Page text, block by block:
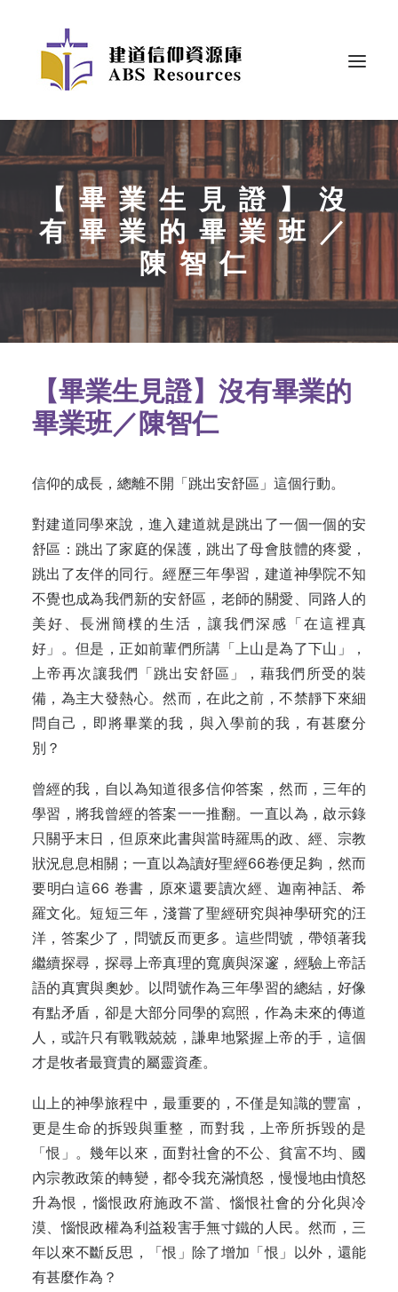
【畢業生見證】沒
有畢業的畢業班／
陳智仁
【畢業生見證】沒有畢業的
畢業班／陳智仁
信仰的成長，總離不開「跳出安舒區」這個行動。
對建道同學來說，進入建道就是跳出了一個一個的安
舒區：跳出了家庭的保護，跳出了母會肢體的疼愛，
跳出了友伴的同行。經歷三年學習，建道神學院不知
不覺也成為我們新的安舒區，老師的關愛、同路人的
美好、長洲簡樸的生活，讓我們深感「在這裡真
好」。但是，正如前輩們所講「上山是為了下山」，
上帝再次讓我們「跳出安舒區」，藉我們所受的裝
備，為主大發熱心。然而，在此之前，不禁靜下來細
問自己，即將畢業的我，與入學前的我，有甚麼分
別？
曾經的我，自以為知道很多信仰答案，然而，三年的
學習，將我曾經的答案一一推翻。一直以為，啟示錄
只關乎末日，但原來此書與當時羅馬的政、經、宗教
狀況息息相關；一直以為讀好聖經66卷便足夠，然而
要明白這66 卷書，原來還要讀次經、迦南神話、希
羅文化。短短三年，淺嘗了聖經研究與神學研究的汪
洋，答案少了，問號反而更多。這些問號，帶領著我
繼續探尋，探尋上帝真理的寬廣與深邃，經驗上帝話
語的真實與奧妙。以問號作為三年學習的總結，好像
有點矛盾，卻是大部分同學的寫照，作為未來的傳道
人，或許只有戰戰兢兢，謙卑地緊握上帝的手，這個
才是牧者最寶貴的屬靈資產。
山上的神學旅程中，最重要的，不僅是知識的豐富，
更是生命的拆毀與重整，而對我，上帝所拆毀的是
「恨」。幾年以來，面對社會的不公、貧富不均、國
內宗教政策的轉變，都令我充滿憤怒，慢慢地由憤怒
升為恨，惱恨政府施政不當、惱恨社會的分化與冷
漠、惱恨政權為利益殺害手無寸鐵的人民。然而，三
年以來不斷反思，「恨」除了增加「恨」以外，還能
有甚麼作為？